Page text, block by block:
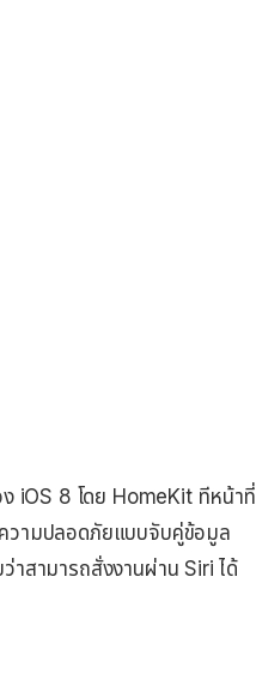
iOS 8 โดย HomeKit ทีหน้าที่
ความปลอดภัยแบบจับคู่ข้อมูล
าสามารถสั่งงานผ่าน Siri ได้